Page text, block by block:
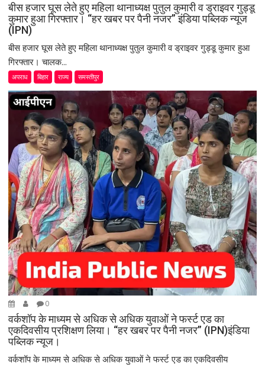
बीस हजार घूस लेते हुए महिला थानाध्यक्ष पुतुल कुमारी व ड्राइवर गुड्डू
कुमार हुआ गिरफ्तार। “हर खबर पर पैनी नजर” इंडिया पब्लिक न्यूज
(IPN)
बीस हजार घूस लेते हुए महिला थानाध्यक्ष पुतुल कुमारी व ड्राइवर गुड्डू कुमार हुआ
गिरफ्तार। चालक...
अपराध बिहार राज्य समस्तीपुर
0
वर्कशॉप के माध्यम से अधिक से अधिक युवाओं ने फर्स्ट एड का
एकदिवसीय प्रशिक्षण लिया। “हर खबर पर पैनी नजर” (IPN)इंडिया
पब्लिक न्यूज।
वर्कशॉप के माध्यम से अधिक से अधिक युवाओं ने फर्स्ट एड का एकदिवसीय